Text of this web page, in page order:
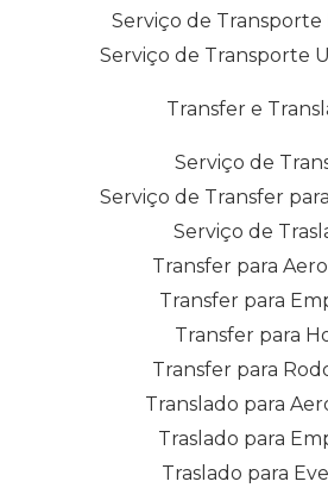
Serviço de
Serviço de Transporte
Transfer e
Serviço de
Serviço de Transfer
Serviço de
Transfer para
Transfer para
Transfer para
Transfer para
Translado para
Traslado para
Traslado para